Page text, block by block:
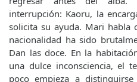
interrupción: Kaoru, la
solicita su ayuda. Mari habla
nacionalidad ha sido
Dan las doce. En la
una dulce inconsciencia, el
poco empieza a